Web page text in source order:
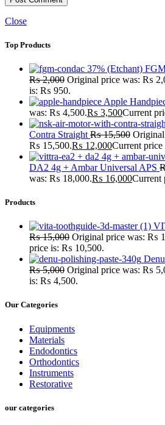
Close
Top Products
₨2,000 Original price was: ₨
is: ₨ 950.
Apple
was: ₨ 4,500.₨ 3,500Current
Contra Straight ₨15,500
₨ 15,500.₨ 12,000Current
DA2 4g + Ambar Universal APS
was: ₨ 18,000.₨ 16,000
Products
₨15,000 Original price was: ₨
price is: ₨ 10,500.
₨5,000 Original price was: ₨
is: ₨ 4,500.
Our Categories
Equipments
Materials
Endodontics
Orthodontics
Instruments
Restorative
our categories